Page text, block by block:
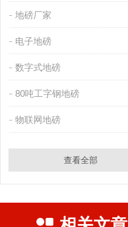
地磅厂家
电子地磅
数字式地磅
80吨工字钢地磅
物联网地磅
查看全部